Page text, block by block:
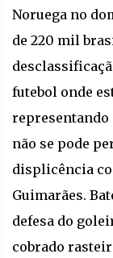
Noruega no
de 220 mil
futebol onde
representando
não se pode
displicência
Guimarães.
defesa do
cobrado